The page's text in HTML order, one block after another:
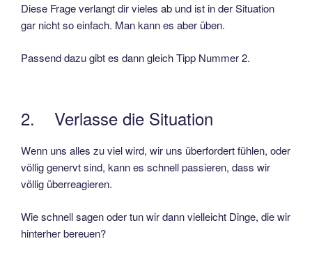
Diese Frage verlangt dir vieles ab und ist in der Situation
gar nicht so einfach. Man kann es aber üben.
Passend dazu gibt es dann gleich Tipp Nummer 2.
2. Verlasse die Situation
Wenn uns alles zu viel wird, wir uns überfordert fühlen, oder
völlig genervt sind, kann es schnell passieren, dass wir
völlig überreagieren.
Wie schnell sagen oder tun wir dann vielleicht Dinge, die wir
hinterher bereuen?